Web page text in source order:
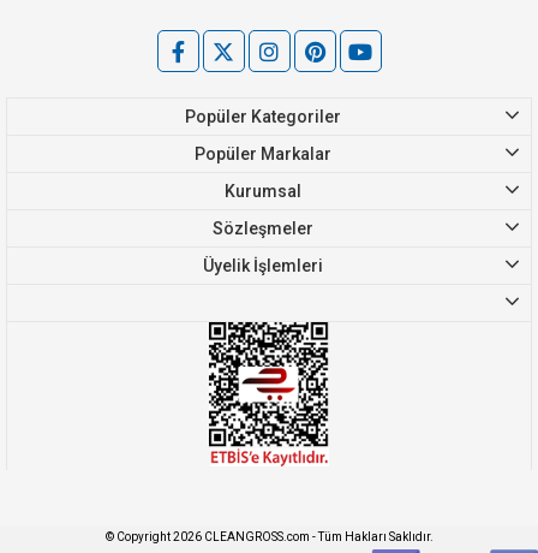
Popüler Kategoriler
Popüler Markalar
Kurumsal
Sözleşmeler
Üyelik İşlemleri
© Copyright 2026 CLEANGROSS.com - Tüm Hakları Saklıdır.